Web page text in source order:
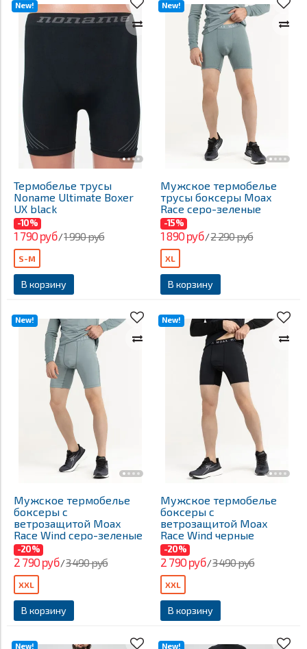
New!
Термобелье трусы
Noname Ultimate Boxer
UX black
-10%
1 790 руб/1 990 руб
В корзину
S-M
New!
Мужское термобелье
трусы боксеры Moax
Race серо-зеленые
-15%
1 890 руб/2 290 руб
В корзину
XL
New!
Мужское термобелье
боксеры с
ветрозащитой Moax
Race Wind серо-зеленые
-20%
2 790 руб/3 490 руб
В корзину
XXL
New!
Мужское термобелье
боксеры с
ветрозащитой Moax
Race Wind черные
-20%
2 790 руб/3 490 руб
В корзину
XXL
New! New!